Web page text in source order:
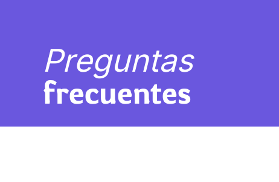
Preguntas
frecuentes